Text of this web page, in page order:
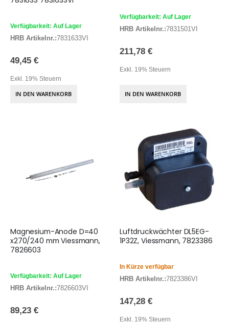
Verfügbarkeit: Auf Lager
HRB Artikelnr.:7831633VI
49,45 €
Exkl. 19% Steuern
IN DEN WARENKORB
Verfügbarkeit: Auf Lager
HRB Artikelnr.:7831501VI
211,78 €
Exkl. 19% Steuern
IN DEN WARENKORB
Magnesium-Anode D=40
x270/240 mm Viessmann,
7826603
Verfügbarkeit: Auf Lager
HRB Artikelnr.:7826603VI
89,23 €
Luftdruckwächter DL5EG-
1P32Z, Viessmann, 7823386
In Kürze verfügbar
HRB Artikelnr.:7823386VI
147,28 €
Exkl. 19% Steuern